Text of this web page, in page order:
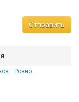
Отправить
Ровно